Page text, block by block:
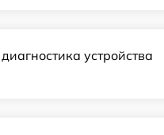
устройства